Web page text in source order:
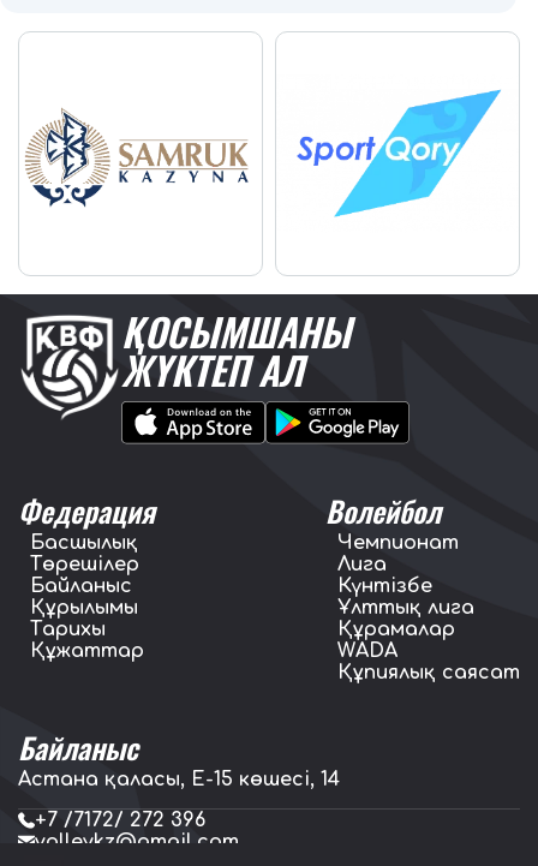
ҚОСЫМШАНЫ
ЖҮКТЕП АЛ
Федерация
Басшылық
Төрешілер
Байланыс
Құрылымы
Тарихы
Құжаттар
Волейбол
Чемпионат
Лига
Күнтізбе
Ұлттық лига
Құрамалар
WADA
Құпиялық саясат
Байланыс
Астана қаласы, E-15 көшесі, 14
+7 /7172/ 272 396
volleykz@gmail.com